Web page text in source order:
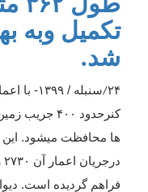
تکمیل وبه
شد.
۲۴/سنبله / ۱۳۹۹-
با
کنرحدود ۴۰۰جریب زمین
ها محافظت میشود. این
درجریان اعمار آن ۲۷۳۰
فراهم گردیده است.